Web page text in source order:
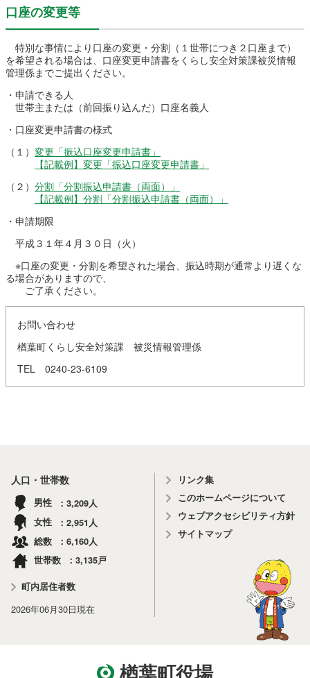
イベント 観光ならは
口座の変更等
特別な事情により口座の変更・分割（１世帯につき２口座まで）
を希望される場合は、口座変更申請書をくらし安全対策課被災情報
管理係までご提出ください。
・申請できる人
世帯主または（前回振り込んだ）口座名義人
・口座変更申請書の様式
（１） 変更「振込口座変更申請書」
【記載例】変更「振込口座変更申請書」
（２） 分割「分割振込申請書（両面）」
【記載例】分割「分割振込申請書（両面）」
・申請期限
平成３１年４月３０日（火）
※口座の変更・分割を希望された場合、振込時期が通常より遅くな
る場合がありますので、
ご了承ください。
お問い合わせ
楢葉町くらし安全対策課 被災情報管理係
TEL 0240-23-6109
楢葉町役場
人口・世帯数
男性 3,209 人
女性
2,951 人
総数
6,160人
世帯数
3,135戸
町内居住者数
2026年06月30日現在
リンク集
このホームページについて
ウェブアクセシビリティ方針
サイトマップ